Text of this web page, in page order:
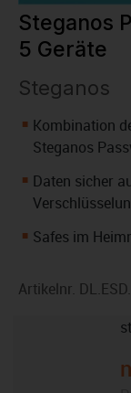
Steganos
5 Geräte
Steganos
Kombination
Steganos
Daten sicher
Safes im
Artikelnr.